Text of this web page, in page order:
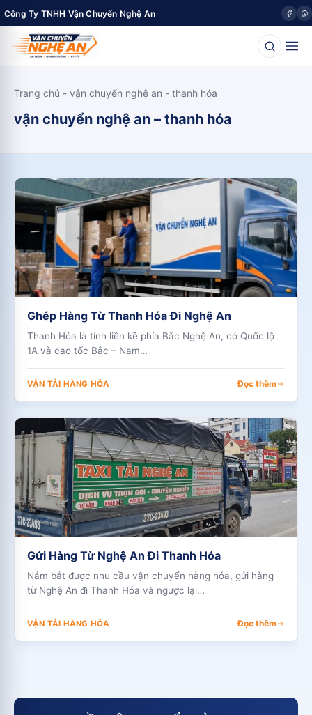
Công Ty TNHH Vận Chuyển Nghệ An
Trang chủ - vận chuyển nghệ an - thanh hóa
vận chuyển nghệ an – thanh hóa
Ghép Hàng Từ Thanh Hóa Đi Nghệ An
Thanh Hóa là tỉnh liền kề phía Bắc Nghệ An, có Quốc lộ
1A và cao tốc Bắc – Nam…
VẬN TẢI HÀNG HÓA Đọc thêm
Gửi Hàng Từ Nghệ An Đi Thanh Hóa
Nắm bắt được nhu cầu vận chuyển hàng hóa, gửi hàng
từ Nghệ An đi Thanh Hóa và ngược lại…
VẬN TẢI HÀNG HÓA Đọc thêm